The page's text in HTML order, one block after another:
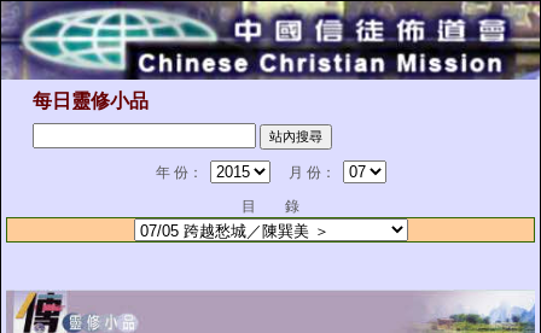
每日靈修小品
年 份：
月 份：
目 錄